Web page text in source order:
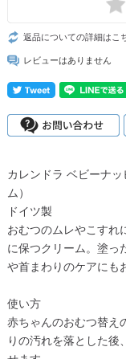
返品についての詳細はこ
レビューはありません
カレンドラ ベビーナ
ム）
ドイツ製
おむつのムレやこすれ
に保つクリーム。塗っ
や首まわりのケアにも
使い方
赤ちゃんのおむつ替え
りの汚れを落とした後